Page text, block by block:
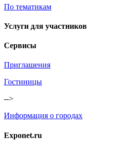
По тематикам
Услуги для участников
Сервисы
Приглашения
Гостиницы
-->
Информация о городах
Exponet.ru